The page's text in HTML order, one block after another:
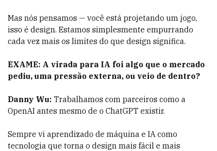
Mas nós pensamos — você está projetando um jogo,
isso é design. Estamos simplesmente empurrando
cada vez mais os limites do que design significa.
EXAME: A virada para IA foi algo que o mercado
pediu, uma pressão externa, ou veio de dentro?
Danny Wu: Trabalhamos com parceiros como a
OpenAI antes mesmo de o ChatGPT existir.
Sempre vi aprendizado de máquina e IA como
tecnologia que torna o design mais fácil e mais